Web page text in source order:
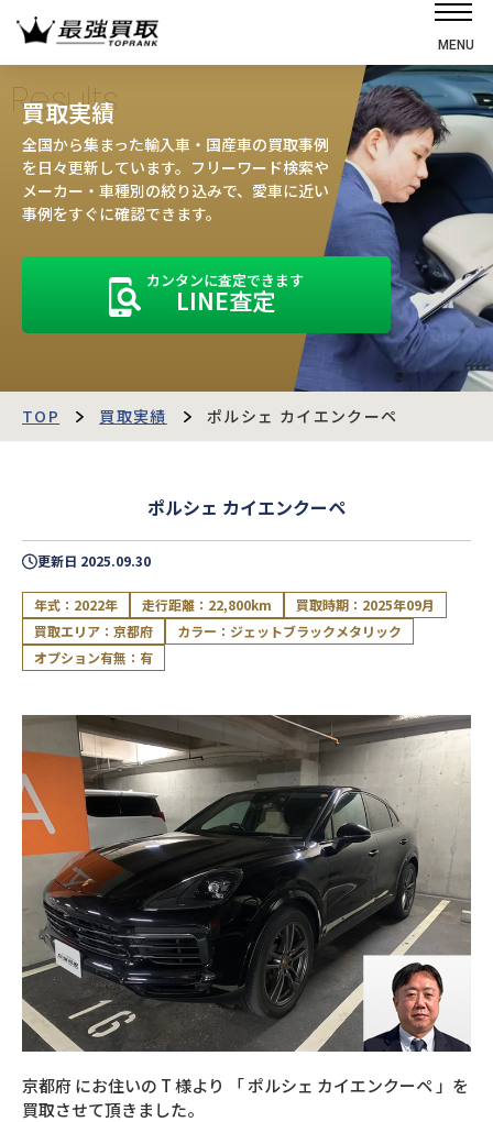
MENU
選ばれる理由
高価買取の仕組み
売却の流れ
お客様の声
運営会社
最強買取マガジン
閉じる
Results
買取実績
全国から集まった輸入車・国産車の買取事例
を日々更新しています。フリーワード検索や
メーカー・車種別の絞り込みで、愛車に近い
事例をすぐに確認できます。
カンタンに査定できます
LINE査定
TOP 買取実績 ポルシェ カイエンクーペ
ポルシェ カイエンクーペ
更新日 2025.09.30
年式：2022年 走行距離：22,800km
買取時期：2025年09月
買取エリア：京都府
カラー：ジェットブラックメタリック
オプション有無：有
京都府 にお住いの T様より 「ポルシェ カイエンクーペ 」を
買取させて頂きました。